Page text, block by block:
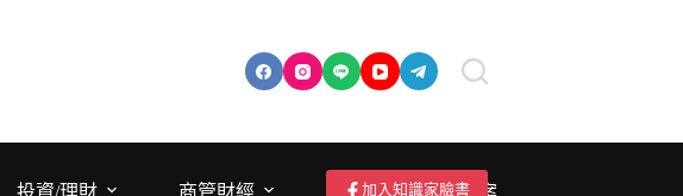
投資/理財 商管財經 成為作者/投稿/提案
加入知識家臉書